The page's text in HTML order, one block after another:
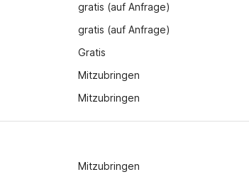
gratis (auf Anfrage)
gratis (auf Anfrage)
Gratis
Mitzubringen
Mitzubringen
Mitzubringen